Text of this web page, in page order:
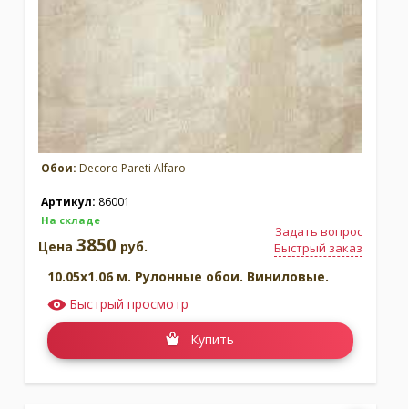
Обои: Decoro Pareti Alfaro
Артикул: 86001
На складе
Задать вопрос
Быстрый заказ
Цена 3850 руб.
10.05x1.06 м. Рулонные обои. Виниловые.
Быстрый просмотр
Купить